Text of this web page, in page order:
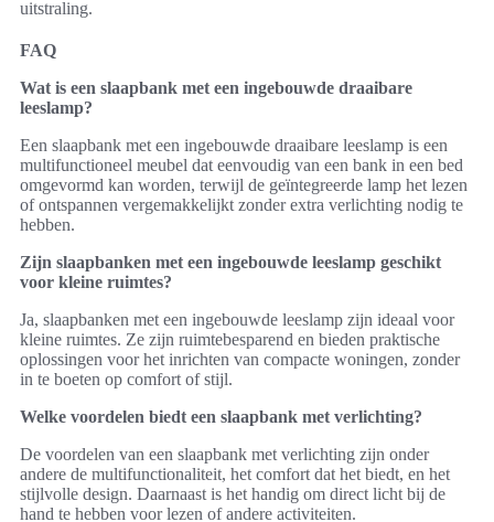
uitstraling.
FAQ
Wat is een slaapbank met een ingebouwde draaibare
leeslamp?
Een slaapbank met een ingebouwde draaibare leeslamp is een
multifunctioneel meubel dat eenvoudig van een bank in een bed
omgevormd kan worden, terwijl de geïntegreerde lamp het lezen
of ontspannen vergemakkelijkt zonder extra verlichting nodig te
hebben.
Zijn slaapbanken met een ingebouwde leeslamp geschikt
voor kleine ruimtes?
Ja, slaapbanken met een ingebouwde leeslamp zijn ideaal voor
kleine ruimtes. Ze zijn ruimtebesparend en bieden praktische
oplossingen voor het inrichten van compacte woningen, zonder
in te boeten op comfort of stijl.
Welke voordelen biedt een slaapbank met verlichting?
De voordelen van een slaapbank met verlichting zijn onder
andere de multifunctionaliteit, het comfort dat het biedt, en het
stijlvolle design. Daarnaast is het handig om direct licht bij de
hand te hebben voor lezen of andere activiteiten.